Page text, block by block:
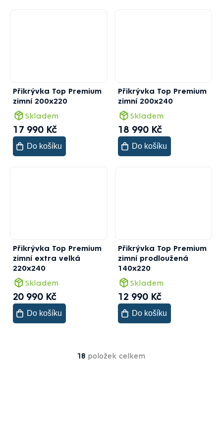
Přikrývka Top Premium
zimní 200x220
Skladem
17 990 Kč
Do košíku
Přikrývka Top Premium
zimní 200x240
Skladem
18 990 Kč
Do košíku
Přikrývka Top Premium
zimní extra velká
220x240
Skladem
20 990 Kč
Do košíku
Přikrývka Top Premium
zimní prodloužená
140x220
Skladem
12 990 Kč
Do košíku
18položek celkem